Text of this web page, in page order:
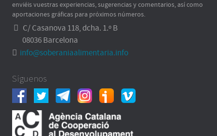
enviéis vuestras experiencias, sugerencias y comentarios, así como
aportaciones gráficas para próximos números.
C/ Casanova 118, dcha. 1.º B
08036 Barcelona
info@soberaniaalimentaria.info
Síguenos